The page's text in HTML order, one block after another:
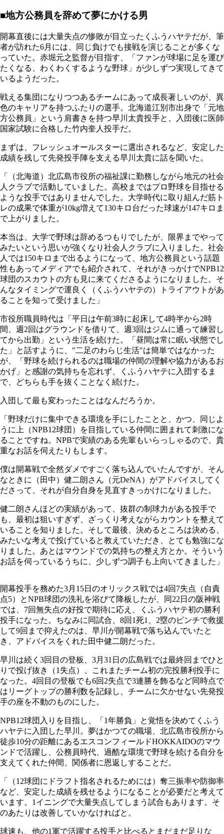
■地方公務員を辞めて夢にかける男
開幕直後には大量失点の惨敗が目立ったくふうハヤテだが、筆
者が訪れた6月には、同じ負けでも接戦を演じることが多くな
っていた。赤堀元之監督が目指す、「ファンが球場に足を運び
たくなる、わくわくするような野球」が少しずつ実現してきて
いるようだった。
戦える集団になりつつあるチームにあって成長著しいのが、異
色のキャリアを持つふたりの選手。北海道江別市出身で「元地
方公務員」という肩書きを持つ早川太貴投手と、入団後に医師
国家試験に合格した竹内奎人投手だ。
まずは、フレッシュオールスターに選出されるなど、安定した
成績を残して先発投手陣を支える早川太貴に話を聞いた。
「（北海道）北広島市役所の福祉課に勤務しながら地元の社会
人クラブで活動していました。高校まではプロ野球を目指せる
ような投手ではありませんでした。大学時代に取り組んだ筋ト
レの成果で体重が10kg増えて130キロ台だった球速が147キロま
で上がりました。
本当は、大学で野球は辞めるつもりでしたが、限界までやって
みたいという思いが強くなり社会人クラブに入りました。社会
人では150キロまで出るようになって、地方公務員という話題
性もあってメディアでも紹介されて、それがきっかけでNPB12
球団のスカウトの方も見に来てくださるようになりました。そ
んなタイミングで運良く（くふうハヤテの）トライアウトがあ
ることを知って受けました」
市役所職員時代は「平日は午前3時に起床して4時半から2時
間、週2回はグラウンドを借りて、週3回はジムに通って練習し
てから出勤」という生活を続けた。「昼間は常に眠い状態でし
た」と話すように、"二足のわらじ生活"は簡単ではなかった
が、「野球を続けられるのは職場の仲間の理解や協力があるお
かげ」と感謝の気持ちを忘れず、くふうハヤテに入団するま
で、どちらも手を抜くことなく続けた。
入団して最も変わったことはなんだろうか。
「野球だけに集中できる環境を手にしたことと、かつ、同じよ
うに上（NPB12球団）を目指している仲間に囲まれて刺激にな
ることですね。NPBで実績のある先輩もいらっしゃるので、貴
重なお話を伺えたりもします。
僕は開幕戦で全然ダメですごく落ち込んでいたんですが、そん
なときに（田中）健二朗さん（元DeNA）がアドバイスしてく
ださって、それが自分自身を見直すきっかけになりました。
健二朗さんほどの実績があって、抜群の制球力がある投手で
も、最初は狙いすぎず、ざっくり考えながらカウントを整えて
いることを知りました。そして最後、決めるところは決める、
みたいな考えで投げていると教えていただき、とても勉強にな
りました。あとはマウンドでの気持ちの整え方とか。そういう
お話を伺っているうちに、少しずつ調子も上向いてきました」
開幕投手を務めた3月15日のオリックス戦では4回7失点（自責
点5）とNPB球団の洗礼を浴びて降板したが、同22日の阪神戦
では、7回無失点の好投で期待に応え、くふうハヤテ初の勝利
投手になった。ちなみに同試合、8回1死1、2塁のピンチで救援
して9回まで抑えたのは、早川が開幕戦で落ち込んでいたと
き、アドバイスをくれた田中健二朗だった。
早川は続く3回目の登板、3月31日の広島戦では最終回までひと
りで投げ抜き（1失点）、これまたチーム初の完投勝利投手に
なった。4回目の登板でも6回2失点で3連勝を飾るなど同時点で
はリーグトップの勝利数を記録し、チームに欠かせない先発投
手の座を不動のものにした。
NPB12球団入りを目指し、「1年勝負」と覚悟を決めてくふう
ハヤテに入団した早川。夢はかつての職場、北広島市役所から
徒歩10分の距離にあるエスコンフィールドHOKKAIDOのマウ
ンドで活躍し、公務員時代、過酷な環境で野球を続ける自分を
支えてくれた仲間、関係者に恩返しすることだ。
「（12球団にドラフト指名されるためには）奪三振率や防御率
など、安定した成績を残せるようになることが必要だと考えて
います。1イニングで大量失点してしまう試合もあります。そ
のあたりは改善していかなければと。
球速も、他の1軍で活躍する投手と比べるとまだまだ足りな